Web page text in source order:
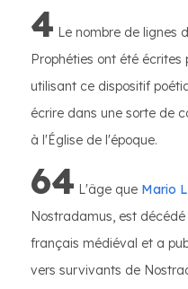
4 Le nombre de lignes
Prophéties ont été écrites
utilisant ce dispositif
écrire dans une sorte de
à l'Église de l'époque.
64 L'âge que Mario
Nostradamus, est
français médiéval et a
vers survivants de